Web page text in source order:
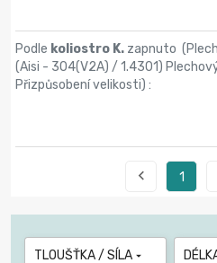
Podle koliostro K. zapnuto (
(Aisi - 304(V2A) / 1.4301)
Přizpůsobení velikosti) :
 1
TLOUŠŤKA / SÍLA 